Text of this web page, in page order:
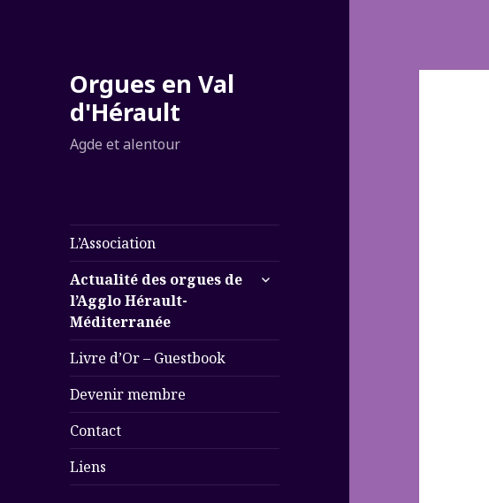
Orgues en Val
d'Hérault
Agde et alentour
L’Association
Actualité des orgues de
l’Agglo Hérault-
Méditerranée
expand
Livre d’Or – Guestbook
Devenir membre
Contact
Liens